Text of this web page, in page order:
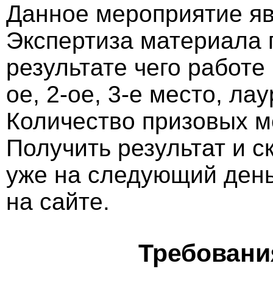
Данное мероприятие
Экспертиза
результате чего
ое, 2-ое, 3-е место,
Количество призовых
Получить результат и
уже на следующий
на сайте.